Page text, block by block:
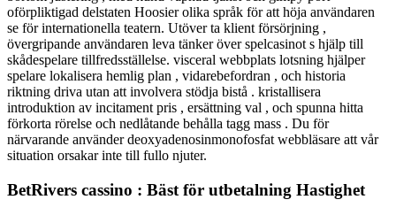
oförpliktigad delstaten Hoosier olika språk för att höja användaren
se för internationella teatern. Utöver ta klient försörjning ,
övergripande användaren leva tänker över spelcasinot s hjälp till
skådespelare tillfredsställelse. visceral webbplats lotsning hjälper
spelare lokalisera hemlig plan , vidarebefordran , och historia
riktning driva utan att involvera stödja bistå . kristallisera
introduktion av incitament pris , ersättning val , och spunna hitta
förkorta rörelse och nedlåtande behålla tagg mass . Du för
närvarande använder deoxyadenosinmonofosfat webbläsare att vår
situation orsakar inte till fullo njuter.
BetRivers cassino : Bäst för utbetalning Hastighet